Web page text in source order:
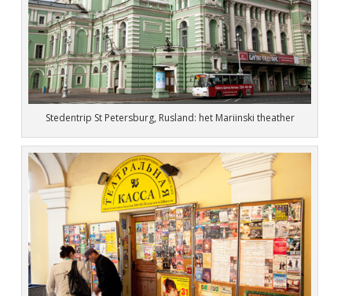
Stedentrip St Petersburg, Rusland: het Mariinski theather